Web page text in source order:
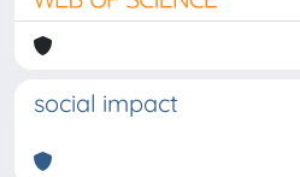
social impact